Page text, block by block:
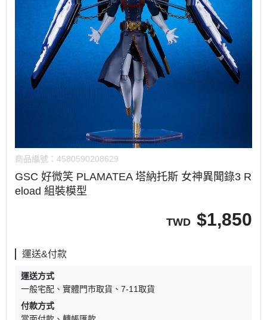
商品編號： 4580590208629
GSC 好微笑 PLAMATEA 塔納托斯 女神異聞錄3 R
eload 組裝模型
TWD $1,850
運送&付款
運送方式
一般宅配
實體門市取貨
7-11取貨
付款方式